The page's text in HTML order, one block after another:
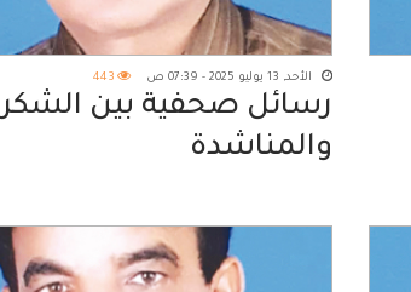
الأحد, 13 يوليو 2025 - 07:39 ص 443
رسائل صحفية بين الشكر
والمناشدة